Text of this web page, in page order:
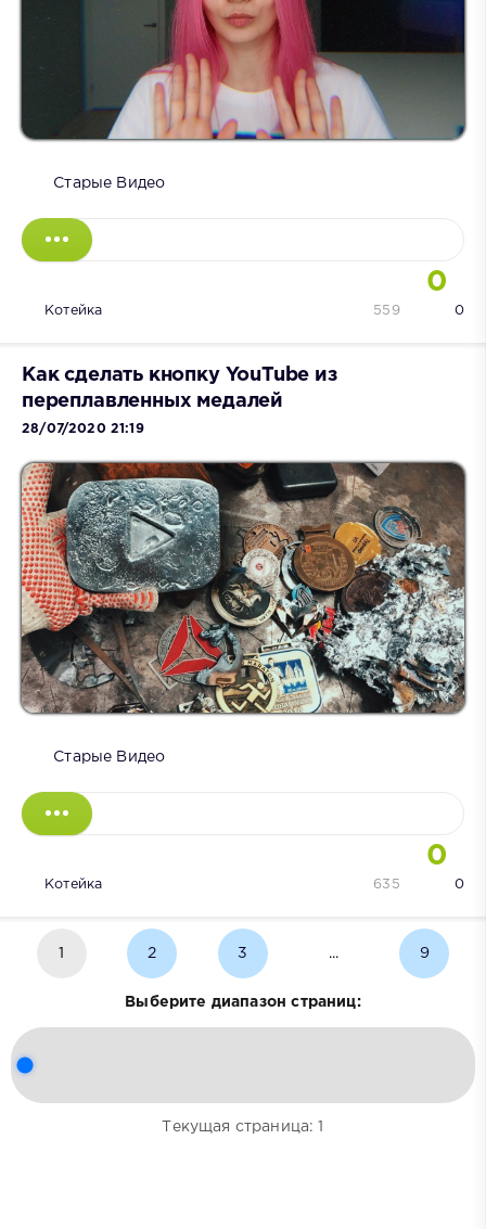
Старые Видео
0
Котейка 0
559
Как сделать кнопку YouTube из
переплавленных медалей
28/07/2020 21:19
Старые Видео
0
Котейка 0
635
1 2 3 ... 9
Выберите диапазон страниц:
Текущая страница: 1